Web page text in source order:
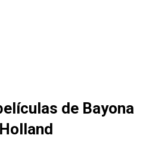
de Bayona